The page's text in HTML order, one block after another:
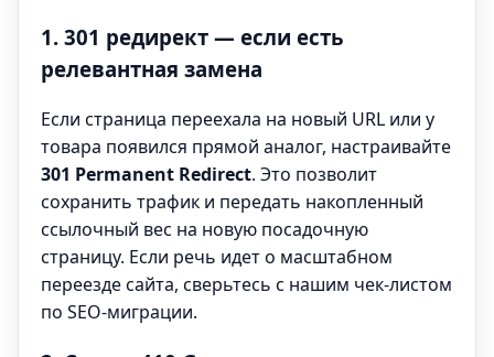
1. 301 редирект — если есть
релевантная замена
Если страница переехала на новый URL или у
товара появился прямой аналог, настраивайте
301 Permanent Redirect. Это позволит
сохранить трафик и передать накопленный
ссылочный вес на новую посадочную
страницу. Если речь идет о масштабном
переезде сайта, сверьтесь с нашим чек-листом
по SEO-миграции.